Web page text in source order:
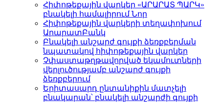
Հիփոթեքային վարկեր «ԱՐԱՐԱՏ ՊԱՐԿ»
բնակելի համալիրումՆոր
Հիփոթեքային վարկերի տեղափոխում
ԱրարատԲանկ
Բնակելի անշարժ գույքի ձեռքբերման
նպատակով հիփոթեքային վարկեր
Չփաստաթղթավորված եկամուտների
վերլուծությամբ անշարժ գույքի
ձեռքբերում
Երիտասարդ ընտանիքին մատչելի
բնակարան՝ բնակելի անշարժի գույքի